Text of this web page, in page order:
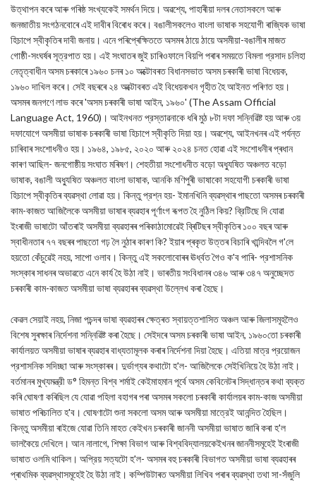
উত্থাপন কৰে আৰু গৰিষ্ঠ সংখ্যকেই সমর্থন দিয়ে। অৱশ্যে, পাহাৰীয়া দলৰ নেতাসকলে আৰু
জনজাতীয় সংগঠনবোৰে এই দাবীৰ বিৰোধ কৰে। বঙালীসকলেও বাংলা ভাষাক সহযোগী ৰাজ্যিক ভাষা
হিচাপে স্বীকৃতিৰ দাবী জনায়। এনে পৰিপ্ৰেক্ষিততে অসমৰ ঠায়ে ঠায়ে অসমীয়া-বঙালীৰ মাজত
গোষ্ঠী-সংঘৰ্ষৰ সূত্রপাত হয়। এই সংঘাতৰ জুই চাৰিওফালে বিয়পি পৰাৰ সময়তে বিমলা প্রসাদ চলিহা
নেতৃত্বাধীন অসম চৰকাৰে ১৯৬০ চনৰ ১০ অক্টোবৰত বিধানসভাত অসম চৰকাৰী ভাষা বিধেয়ক,
১৯৬০ দাখিল কৰে। সেই বছৰৰে ২৪ অক্টোবৰত এই বিধেয়কখন গৃহীত হৈ আইনত পৰিণত হয়।
অসমৰ জনগণে লাভ কৰে 'অসম চৰকাৰী ভাষা আইন, ১৯৬০' (The Assam Official
Language Act, 1960)। আইনখনত প্রস্তাৱনাকে ধৰি মুঠ ৮টা দফা সন্নিৱিষ্ট হয় আৰু ৩য়
দফাযোগে অসমীয়া ভাষাক চৰকাৰী ভাষা হিচাপে স্বীকৃতি দিয়া হয়। অৱশ্যে, আইনখনৰ এই পৰ্যন্ত
চাৰিবাৰ সংশোধনীও হয়। ১৯৬৪, ১৯৮৫, ২০২০ আৰু ২০২৪ চনত হোৱা এই সংশোধনীৰ প্ৰধান
কাৰণ আছিল- জনগোষ্ঠীয় সংঘাত মৰিষণ। শেহতীয়া সংশোধনীত বড়ো অধ্যুষিত অঞ্চলত বড়ো
ভাষাক, বঙালী অধ্যুষিত অঞ্চলত বাংলা ভাষাক, আনকি মণিপুৰী ভাষাকো সহযোগী চৰকাৰী ভাষা
হিচাপে স্বীকৃতিৰ ব্যৱস্থা লোৱা হয়। কিন্তু প্রশ্ন হয়- ইমানখিনি ব্যৱস্থাৰ পাছতো অসমৰ চৰকাৰী
কাম-কাজত আজিলৈকে অসমীয়া ভাষাৰ ব্যৱহাৰ পূৰ্ণাংগ ৰূপত হৈ নুঠিল কিয়? ব্রিটিছে দি যোৱা
ইংৰাজী ভাষাটো আঁতৰাই অসমীয়া ব্যৱহাৰৰ পৰিকাঠামোৱেই ব্ৰিটিছৰ স্বীকৃতিৰ ১০০ বছৰ আৰু
স্বাধীনতাৰ ৭৭ বছৰৰ পাছতো গঢ় লৈ নুঠাৰ কাৰণ কি? ইয়াৰ প্ৰকৃত উত্তৰ বিচাৰি খান্দিবলৈ গ'লে
হয়তো কেঁচুৱেই নহয়, সাপো ওলাব। কিন্তু এই সকলোবোৰৰ ঊর্ধ্বত গৈও ক'ব পাৰি- প্রশাসনিক
সংস্কাৰ সাধনৰ অভাৱতে এনে কাৰ্য হৈ উঠা নাই। ভাৰতীয় সংবিধানৰ ৩৪৬ আৰু ৩৪৭ অনুচ্ছেদত
চৰকাৰী কাম-কাজত অসমীয়া ভাষা ব্যৱহাৰৰ ব্যৱস্থা উল্লেখ কৰা হৈছে।
কেৱল সেয়াই নহয়, নিজা পচন্দৰ ভাষা ব্যৱহাৰৰ ক্ষেত্ৰত স্বায়ত্তশাসিত অঞ্চল আৰু জিলাসমূহলৈও
বিশেষ সুৰক্ষাৰ নিৰ্দেশনা সন্নিৱিষ্ট কৰা হৈছে। সেইদৰে অসম চৰকাৰী ভাষা আইন, ১৯৬০তো চৰকাৰী
কাৰ্যালয়ত অসমীয়া ভাষাৰ ব্যৱহাৰ বাধ্যতামূলক কৰাৰ নিৰ্দেশনা দিয়া হৈছে। এতিয়া মাত্র প্রয়োজন
প্রশাসনিক সদিচ্ছা আৰু সংস্কাৰৰ। দুর্ভাগ্যৰ কথাটো হ'ল- আজিলৈকে সেইখিনিয়ে হৈ উঠা নাই।
বৰ্তমানৰ মুখ্যমন্ত্রী ড° হিমন্ত বিশ্ব শর্মাই কেইমাহমান পূর্বে অসম কেবিনেটৰ সিদ্ধান্তৰ কথা ব্যক্ত
কৰি ঘোষণা কৰিছিল যে যোৱা পহিলা বহাগৰ পৰা অসমৰ সকলো চৰকাৰী কাৰ্যালয়ৰ কাম-কাজ অসমীয়া
ভাষাত পৰিচালিত হ'ব। ঘোষণাটো শুনা সকলো অসম আৰু অসমীয়া মাত্রেই আনন্দিত হৈছিল।
কিন্তু অসমীয়া ৰাইজে যোৱা তিনি মাহত কেইখন চৰকাৰী জাননী অসমীয়া ভাষাত জাৰি কৰা হ'ল
ভালকৈয়ে দেখিলে। আন নালাগে, শিক্ষা বিভাগ আৰু বিশ্ববিদ্যালয়কেইখনৰ জাননীসমূহেই ইংৰাজী
ভাষাত ওলমি থাকিল। অপ্রিয় সত্যটো হ'ল- অসমৰ বহু চৰকাৰী বিভাগত অসমীয়া ভাষা ব্যৱহাৰৰ
প্ৰাথমিক ব্যৱস্থাসমূহেই হৈ উঠা নাই। কম্পিউটাৰত অসমীয়া লিখিব পৰাৰ ব্যৱস্থা তথা সা-সঁজুলি